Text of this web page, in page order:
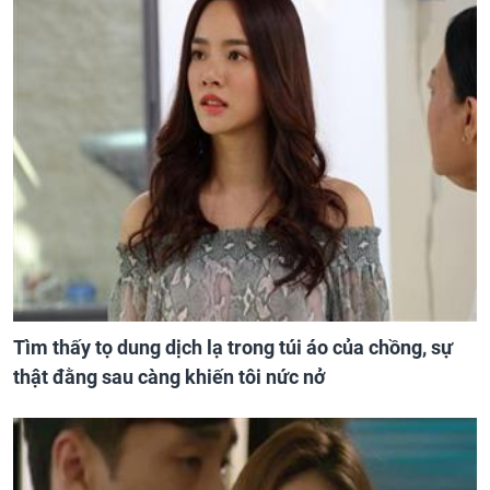
Tìm thấy tọ dung dịch lạ trong túi áo của chồng, sự
thật đằng sau càng khiến tôi nức nở